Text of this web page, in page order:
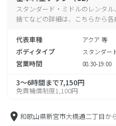
スタンダード・ミドルのレンタ
捨てなどの詳細は、こちらから各
代表車種 アクア 等
ボディタイプ スタンダー
営業時間 08:30-19:00
3～6時間まで7,150円
免責補償制度1,100円
和歌山県新宮市大橋通二丁目か